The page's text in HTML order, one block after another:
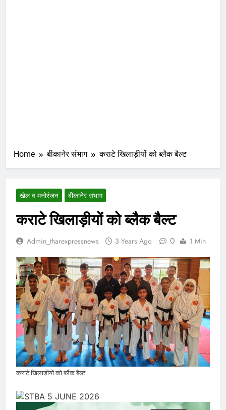
Home बीकानेर संभाग कराटे खिलाड़ीयों को ब्लैक बैल्ट
खेल व मनोरंजन बीकानेर संभाग
कराटे खिलाड़ीयों को ब्लैक बैल्ट
Admin_tharexpressnews 3 Years Ago 0 1 Min
कराटे खिलाड़ीयों को ब्लैक बैल्ट